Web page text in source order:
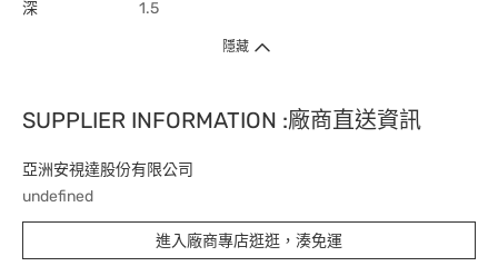
深 1.5
隱藏
SUPPLIER INFORMATION :廠商直送資訊
亞洲安視達股份有限公司
undefined
進入廠商專店逛逛，湊免運